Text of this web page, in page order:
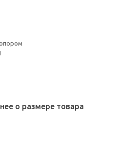
о размере товара